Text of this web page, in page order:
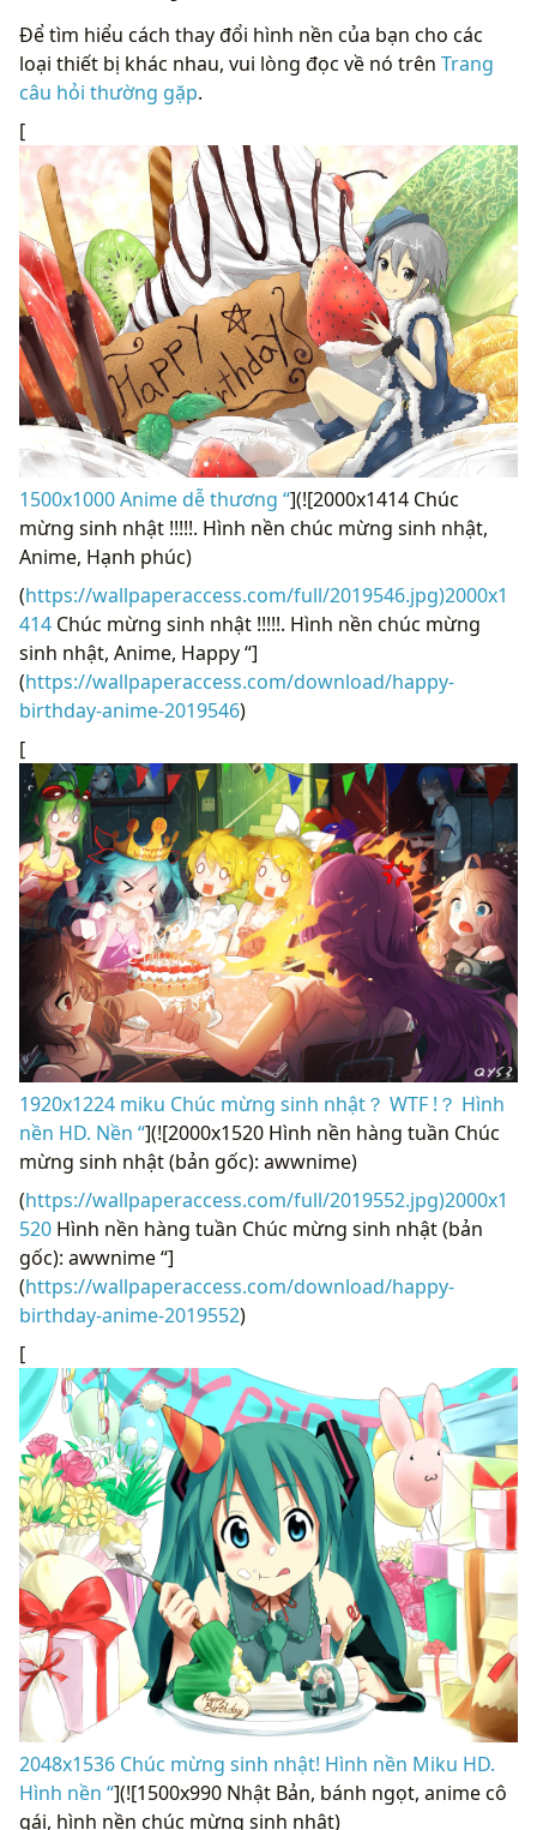
Để tìm hiểu cách thay đổi hình nền của bạn cho các
loại thiết bị khác nhau, vui lòng đọc về nó trên Trang
câu hỏi thường gặp.
[
1500x1000 Anime dễ thương “](![2000x1414 Chúc
mừng sinh nhật !!!!!. Hình nền chúc mừng sinh nhật,
Anime, Hạnh phúc)
(https://wallpaperaccess.com/full/2019546.jpg)2000x1
414 Chúc mừng sinh nhật !!!!!. Hình nền chúc mừng
sinh nhật, Anime, Happy “]
(https://wallpaperaccess.com/download/happy-
birthday-anime-2019546)
[
1920x1224 miku Chúc mừng sinh nhật？ WTF !？ Hình
nền HD. Nền “](![2000x1520 Hình nền hàng tuần Chúc
mừng sinh nhật (bản gốc): awwnime)
(https://wallpaperaccess.com/full/2019552.jpg)2000x1
520 Hình nền hàng tuần Chúc mừng sinh nhật (bản
gốc): awwnime “]
(https://wallpaperaccess.com/download/happy-
birthday-anime-2019552)
[
2048x1536 Chúc mừng sinh nhật! Hình nền Miku HD.
Hình nền “](![1500x990 Nhật Bản, bánh ngọt, anime cô
gái, hình nền chúc mừng sinh nhật)